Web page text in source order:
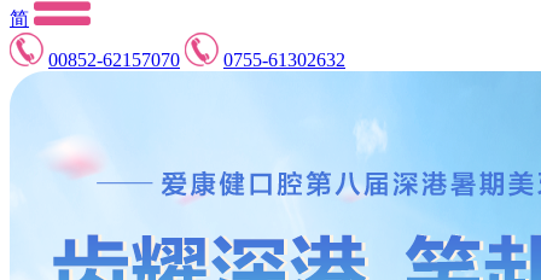
简
00852-62157070
0755-61302632